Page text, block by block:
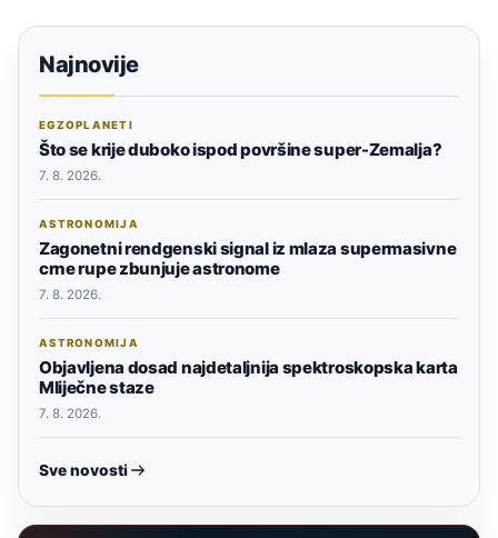
Najnovije
EGZOPLANETI
Što se krije duboko ispod površine super-Zemalja?
7. 8. 2026.
ASTRONOMIJA
Zagonetni rendgenski signal iz mlaza supermasivne
crne rupe zbunjuje astronome
7. 8. 2026.
ASTRONOMIJA
Objavljena dosad najdetaljnija spektroskopska karta
Mliječne staze
7. 8. 2026.
Sve novosti